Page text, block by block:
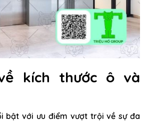
kích thước ô và
bật với ưu điểm vượt trội về sự đa